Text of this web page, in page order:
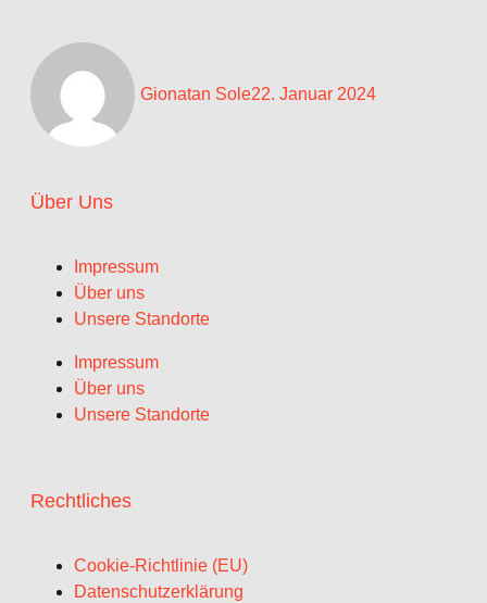
Gionatan Sole22. Januar 2024
Über Uns
Impressum
Über uns
Unsere Standorte
Impressum
Über uns
Unsere Standorte
Rechtliches
Cookie-Richtlinie (EU)
Datenschutzerklärung